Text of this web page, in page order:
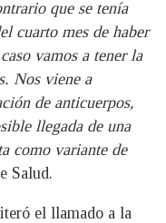
que se tenía
cuarto mes de haber
vamos a tener la
Nos viene a
de anticuerpos,
llegada de una
como variante de
Salud.
el llamado a la